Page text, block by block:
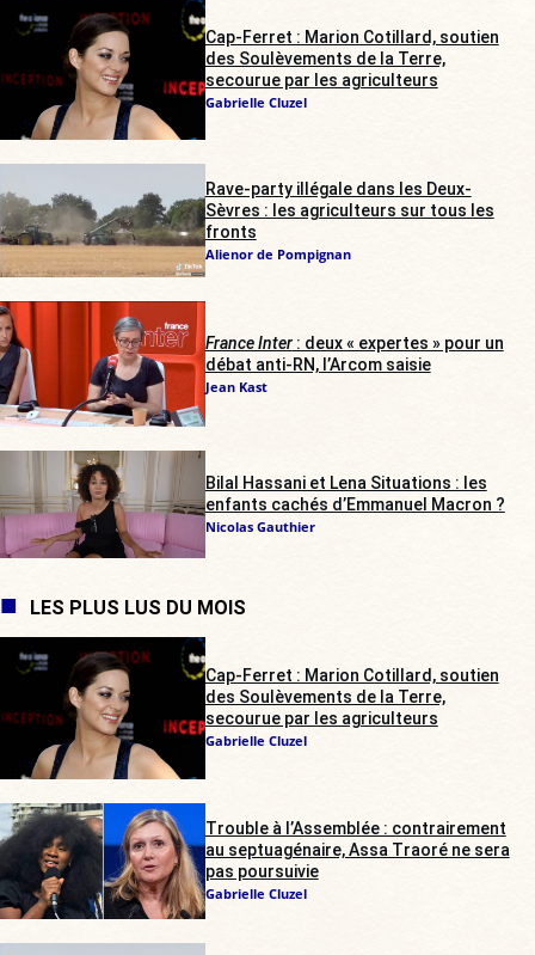
Cap-Ferret : Marion Cotillard, soutien
des Soulèvements de la Terre,
secourue par les agriculteurs
Gabrielle Cluzel
Rave-party illégale dans les Deux-
Sèvres : les agriculteurs sur tous les
fronts
Alienor de Pompignan
France Inter: deux « expertes » pour un
débat anti-RN, l’Arcom saisie
Jean Kast
Bilal Hassani et Lena Situations : les
enfants cachés d’Emmanuel Macron ?
Nicolas Gauthier
LES PLUS LUS DU MOIS
Cap-Ferret : Marion Cotillard, soutien
des Soulèvements de la Terre,
secourue par les agriculteurs
Gabrielle Cluzel
Trouble à l’Assemblée : contrairement
au septuagénaire, Assa Traoré ne sera
pas poursuivie
Gabrielle Cluzel